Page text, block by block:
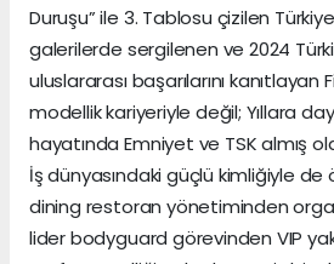
Duruşu” ile 3. Tablosu çizilen
galerilerde sergilenen ve 2024
uluslararası başarılarını kanıtlayan
modellik kariyeriyle değil; Yıllara
hayatında Emniyet ve TSK almış
İş dünyasındaki güçlü kimliğiyle de
dining restoran yönetiminden
lider bodyguard görevinden VIP